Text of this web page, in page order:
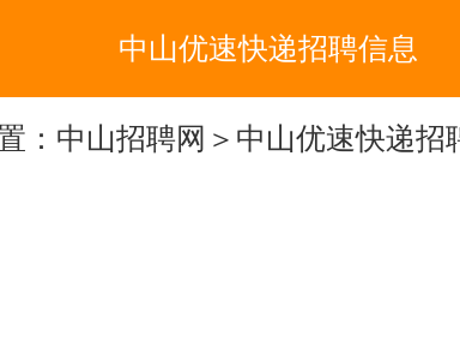
中山优速快递招聘信息
： 中山招聘网 ＞中山优速快递招